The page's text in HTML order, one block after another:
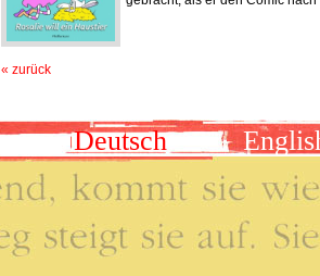
« zurück
Deutsch